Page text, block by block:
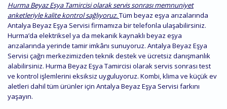
Hurma Beyaz Eşya Tamircisi olarak servis sonrası memnuniyet
anketleriyle kalite kontrol sağlıyoruz.Tüm beyaz eşya arızalarında
Antalya Beyaz Eşya Servisi firmamıza bir telefonla ulaşabilirsiniz.
Hurma’da elektriksel ya da mekanik kaynaklı beyaz eşya
arızalarında yerinde tamir imkânı sunuyoruz. Antalya Beyaz Eşya
Servisi çağrı merkezimizden teknik destek ve ücretsiz danışmanlık
alabilirsiniz. Hurma Beyaz Eşya Tamircisi olarak servis sonrası test
ve kontrol işlemlerini eksiksiz uyguluyoruz. Kombi, klima ve küçük ev
aletleri dahil tüm ürünler için Antalya Beyaz Eşya Servisi farkını
yaşayın.